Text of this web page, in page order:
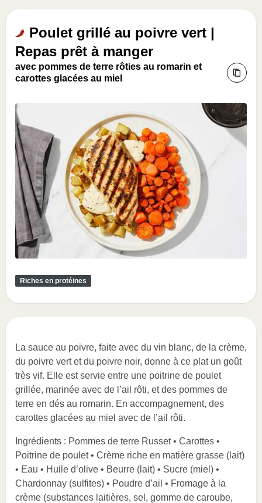
Poulet grillé au poivre vert |
Repas prêt à manger
avec pommes de terre rôties au romarin et
carottes glacées au miel
Riches en protéines
La sauce au poivre, faite avec du vin blanc, de la crème,
du poivre vert et du poivre noir, donne à ce plat un goût
très vif. Elle est servie entre une poitrine de poulet
grillée, marinée avec de l’ail rôti, et des pommes de
terre en dés au romarin. En accompagnement, des
carottes glacées au miel avec de l’ail rôti.
Ingrédients : Pommes de terre Russet • Carottes •
Poitrine de poulet • Crème riche en matière grasse (lait)
• Eau • Huile d’olive • Beurre (lait) • Sucre (miel) •
Chardonnay (sulfites) • Poudre d’ail • Fromage à la
crème (substances laitières, sel, gomme de caroube,